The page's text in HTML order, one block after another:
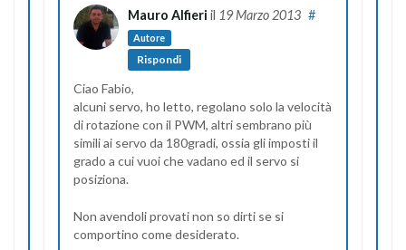
Mauro Alfieri il 19 Marzo 2013
Autore
#
Rispondi
Ciao Fabio,
alcuni servo, ho letto, regolano solo la velocità
di rotazione con il PWM, altri sembrano più
simili ai servo da 180gradi, ossia gli imposti il
grado a cui vuoi che vadano ed il servo si
posiziona.
Non avendoli provati non so dirti se si
comportino come desiderato.